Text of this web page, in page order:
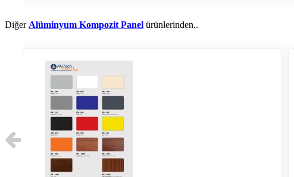
Diğer Alüminyum Kompozit Panel ürünlerinden..